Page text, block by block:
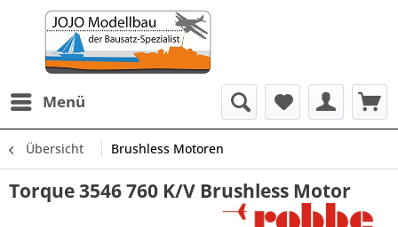
Menü
Übersicht Brushless Motoren
Torque 3546 760 K/V Brushless Motor